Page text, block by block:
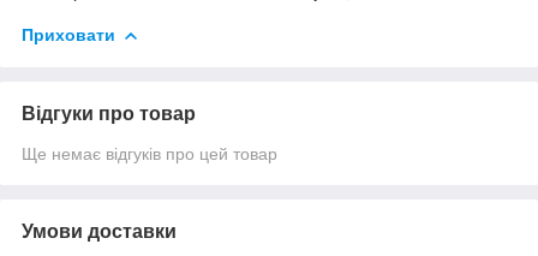
Приховати
Відгуки про товар
Ще немає відгуків про цей товар
Умови доставки